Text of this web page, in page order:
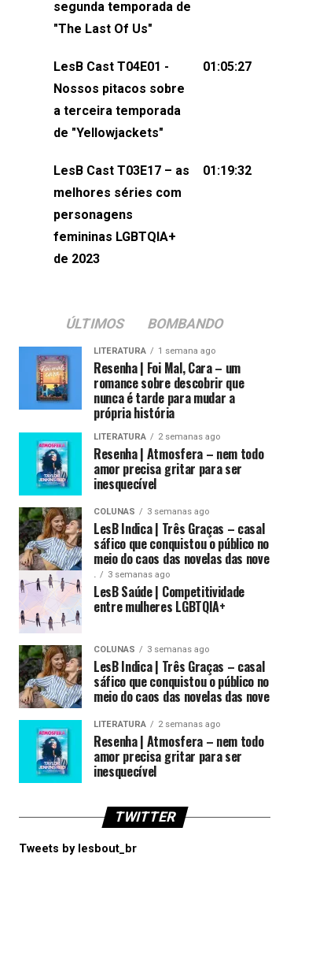
não esqueça de visitar nosso site e
sociais:Twitter: ⁠⁠⁠⁠@lesbout_br⁠⁠⁠⁠ Instagram:
do LesB Cast:Apresentação de
Karolen Passos
(⁠⁠⁠⁠⁠⁠@KarolenPassos⁠⁠⁠⁠⁠⁠)Participação de
Pollyelly FlorêncioEdição de Naiady
Machado
segunda temporada de
"The Last Of Us"
LesB Cast T04E01 -
Nossos pitacos sobre
a terceira temporada
de "Yellowjackets"
01:05:27
LesB Cast T03E17 – as
melhores séries com
personagens
femininas LGBTQIA+
de 2023
01:19:32
ÚLTIMOS BOMBANDO
LITERATURA 1 semana ago
Resenha | Foi Mal, Cara – um
romance sobre descobrir que
nunca é tarde para mudar a
própria história
LITERATURA 2 semanas ago
Resenha | Atmosfera – nem todo
amor precisa gritar para ser
inesquecível
COLUNAS 3 semanas ago
LesB Indica | Três Graças – casal
sáfico que conquistou o público no
meio do caos das novelas das nove
. 3 semanas ago
LesB Saúde | Competitividade
entre mulheres LGBTQIA+
COLUNAS 3 semanas ago
LesB Indica | Três Graças – casal
sáfico que conquistou o público no
meio do caos das novelas das nove
LITERATURA 2 semanas ago
Resenha | Atmosfera – nem todo
amor precisa gritar para ser
inesquecível
TWITTER
Tweets by lesbout_br